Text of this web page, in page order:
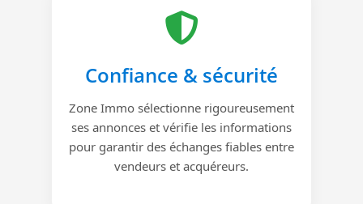
Confiance & sécurité
Zone Immo sélectionne rigoureusement
ses annonces et vérifie les informations
pour garantir des échanges fiables entre
vendeurs et acquéreurs.